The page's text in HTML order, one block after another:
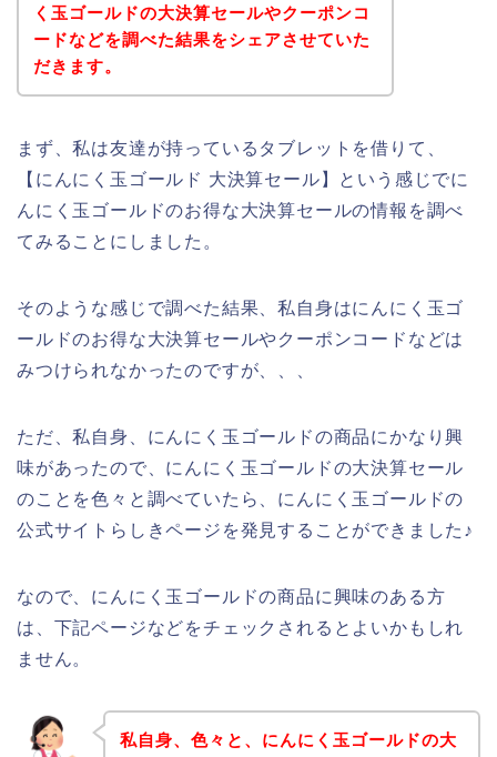
く玉ゴールドの大決算セールやクーポンコ
ードなどを調べた結果をシェアさせていた
だきます。
まず、私は友達が持っているタブレットを借りて、
【にんにく玉ゴールド 大決算セール】という感じでに
んにく玉ゴールドのお得な大決算セールの情報を調べ
てみることにしました。
そのような感じで調べた結果、私自身はにんにく玉ゴ
ールドのお得な大決算セールやクーポンコードなどは
みつけられなかったのですが、、、
ただ、私自身、にんにく玉ゴールドの商品にかなり興
味があったので、にんにく玉ゴールドの大決算セール
のことを色々と調べていたら、にんにく玉ゴールドの
公式サイトらしきページを発見することができました♪
なので、にんにく玉ゴールドの商品に興味のある方
は、下記ページなどをチェックされるとよいかもしれ
ません。
私自身、色々と、にんにく玉ゴールドの大